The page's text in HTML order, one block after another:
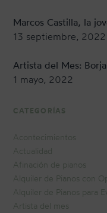
Marcos Castilla, la
13 septiembre, 2022
Artista del Mes:
1 mayo, 2022
CATEGORÍAS
Acontecimientos
Actualidad
Afinación de pianos
Alquiler de Pianos con
Alquiler de Pianos para
Artista del mes